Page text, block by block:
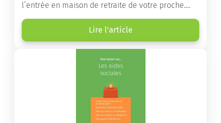
l’entrée en maison de retraite de votre proche.
Vous y trouverez un panorama des différents types
d’établissements ainsi que des conseils pratiques
destinés à orienter les familles et à leur faciliter
Lire l'article